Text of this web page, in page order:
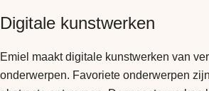
Digitale kunstwerken
Emiel maakt digitale kunstwerken van
onderwerpen. Favoriete onderwerpen zijn